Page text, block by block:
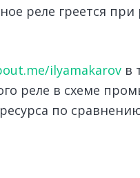
реле греется
ilyamakarov в
реле в схеме
по